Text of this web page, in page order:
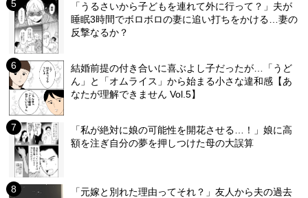
「うるさいから子どもを連れて外に行って？」夫が
睡眠3時間でボロボロの妻に追い打ちをかける…妻の
反撃なるか？
結婚前提の付き合いに喜ぶよし子だったが…「うど
ん」と「オムライス」から始まる小さな違和感【あ
なたが理解できません Vol.5】
「私が絶対に娘の可能性を開花させる…！」娘に高
額を注ぎ自分の夢を押しつけた母の大誤算
「元嫁と別れた理由ってそれ？」友人から夫の過去